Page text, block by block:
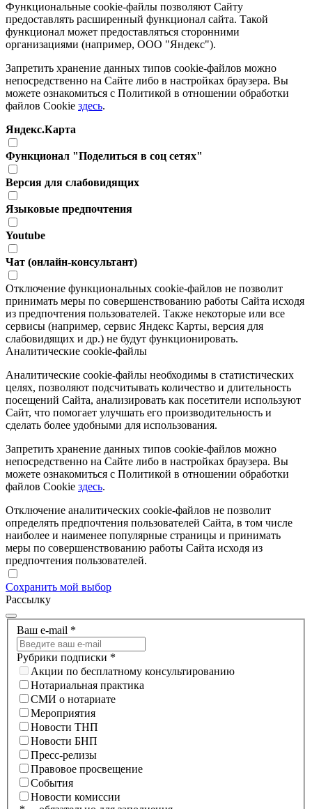
Функциональные cookie-файлы позволяют Сайту
предоставлять расширенный функционал сайта. Такой
функционал может предоставляться сторонними
организациями (например, ООО "Яндекс").
Запретить хранение данных типов cookie-файлов можно
непосредственно на Сайте либо в настройках браузера. Вы
можете ознакомиться с Политикой в отношении обработки
файлов Cookie здесь.
Яндекс.Карта
Функционал "Поделиться в соц сетях"
Версия для слабовидящих
Языковые предпочтения
Youtube
Чат (онлайн-консультант)
Отключение функциональных cookie-файлов не позволит
принимать меры по совершенствованию работы Сайта исходя
из предпочтения пользователей. Также некоторые или все
сервисы (например, сервис Яндекс Карты, версия для
слабовидящих и др.) не будут функционировать.
Аналитические cookie-файлы
Аналитические cookie-файлы необходимы в статистических
целях, позволяют подсчитывать количество и длительность
посещений Сайта, анализировать как посетители используют
Сайт, что помогает улучшать его производительность и
сделать более удобными для использования.
Запретить хранение данных типов cookie-файлов можно
непосредственно на Сайте либо в настройках браузера. Вы
можете ознакомиться с Политикой в отношении обработки
файлов Cookie здесь.
Отключение аналитических cookie-файлов не позволит
определять предпочтения пользователей Сайта, в том числе
наиболее и наименее популярные страницы и принимать
меры по совершенствованию работы Сайта исходя из
предпочтения пользователей.
Сохранить мой выбор
Рассылку
Ваш e-mail *
Рубрики подписки *
Акции по бесплатному консультированию
Нотариальная практика
СМИ о нотариате
Мероприятия
Новости ТНП
Новости БНП
Пресс-релизы
Правовое просвещение
События
Новости комиссии